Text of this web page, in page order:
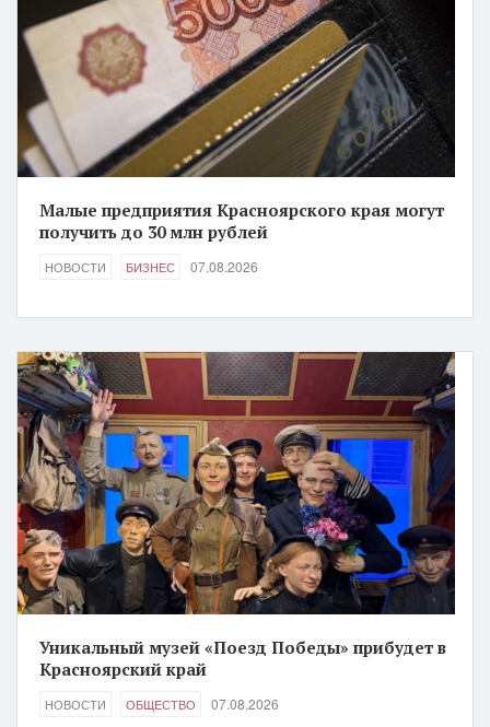
Малые предприятия Красноярского края могут
получить до 30 млн рублей
НОВОСТИ БИЗНЕС 07.08.2026
Уникальный музей «Поезд Победы» прибудет в
Красноярский край
НОВОСТИ ОБЩЕСТВО 07.08.2026